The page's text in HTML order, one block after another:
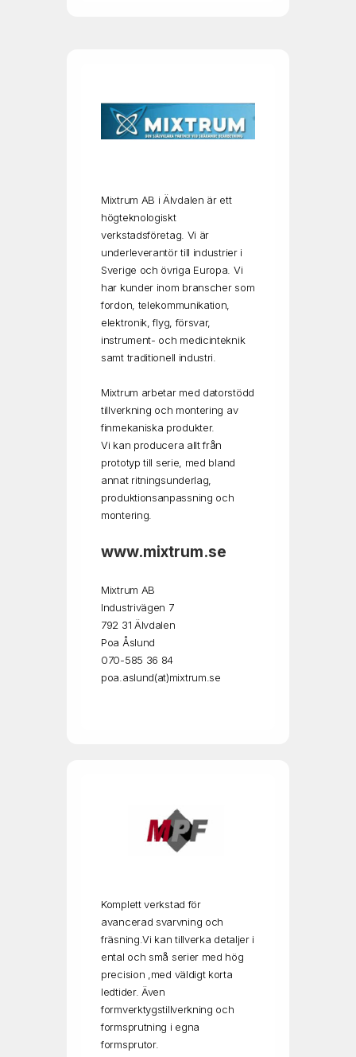
Mixtrum AB i Älvdalen är ett
högteknologiskt
verkstadsföretag. Vi är
underleverantör till industrier i
Sverige och övriga Europa. Vi
har kunder inom branscher som
fordon, telekommunikation,
elektronik, flyg, försvar,
instrument- och medicinteknik
samt traditionell industri.
Mixtrum arbetar med datorstödd
tillverkning och montering av
finmekaniska produkter.
Vi kan producera allt från
prototyp till serie, med bland
annat ritningsunderlag,
produktionsanpassning och
montering.
www.mixtrum.se
Mixtrum AB
Industrivägen 7
792 31 Älvdalen
Poa Åslund
070-585 36 84
poa.aslund(at)mixtrum.se
Komplett verkstad för
avancerad svarvning och
fräsning.Vi kan tillverka detaljer i
ental och små serier med hög
precision ,med väldigt korta
ledtider. Även
formverktygstillverkning och
formsprutning i egna
formsprutor.